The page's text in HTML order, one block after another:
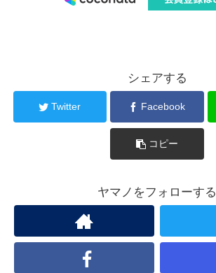
シェアする
Twitter Facebook
コピー
ヤマノをフォローする